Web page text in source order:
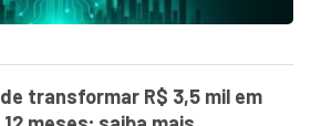
transformar R$ 3,5 mil em